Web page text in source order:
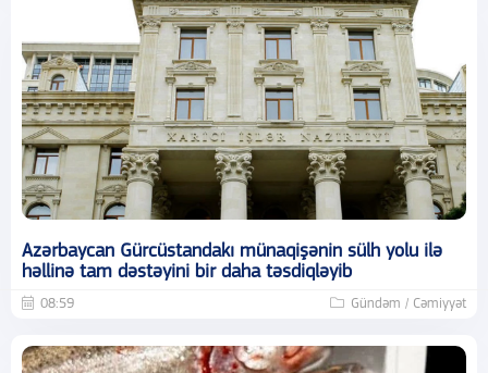
Azərbaycan Gürcüstandakı münaqişənin sülh yolu ilə
həllinə tam dəstəyini bir daha təsdiqləyib
08:59 Gündəm / Cəmiyyət